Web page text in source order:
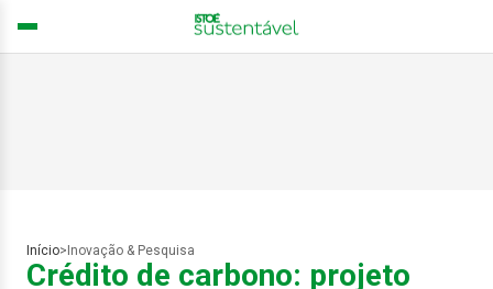
Início> Inovação & Pesquisa
Crédito de carbono: projeto